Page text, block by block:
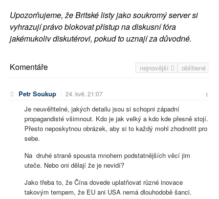
Upozorňujeme, že Britské listy jako soukromý server si
vyhrazují právo blokovat přístup na diskusní fóra
jakémukoliv diskutérovi, pokud to uznají za důvodné.
nejnovější oblíbené
Komentáře
Petr Soukup 24. kvě. 21:07 1
Je neuvěřitelné, jakých detailu jsou si schopni západní
propagandisté všimnout. Kdo je jak velký a kdo kde přesně stojí.
Přesto neposkytnou obrázek, aby si to každý mohl zhodnotit pro
sebe.
Na druhé straně spousta mnohem podstatnějších věcí jim
uteče. Nebo oni dělají že je nevidí?
Jako třeba to, že Čína dovede uplatňovat různé inovace
takovým tempem, že EU ani USA nemá dlouhodobě šanci.